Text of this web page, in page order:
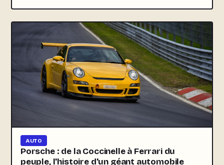
AUTO
Porsche : de la Coccinelle à Ferrari du
peuple, l'histoire d'un géant automobile